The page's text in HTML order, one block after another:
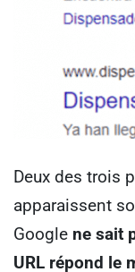
Deux des trois
apparaissent
Google ne sait
URL répond le